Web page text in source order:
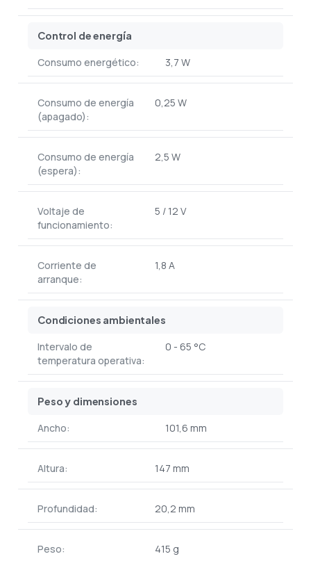
Control de energía
Consumo energético: 3,7 W
Consumo de energía
(apagado):
0,25 W
Consumo de energía
(espera):
2,5 W
Voltaje de
funcionamiento:
5 / 12 V
Corriente de
arranque:
1,8 A
Condiciones ambientales
Intervalo de
temperatura operativa:
0 - 65 °C
Peso y dimensiones
Ancho: 101,6 mm
Altura: 147 mm
Profundidad: 20,2 mm
Peso: 415 g